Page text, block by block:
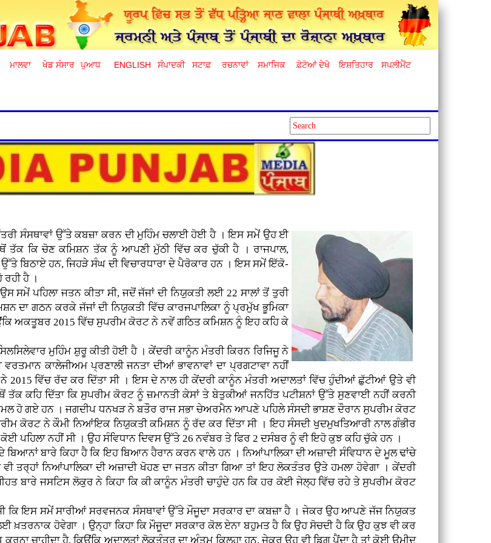
ਮਾਲਵਾ ਖੇਡ ਸੰਸਾਰ ਪੁਆਧ ENGLISH ਸੰਪਾਦਕੀ ਸਟਾਫ਼ ਰਚਨਾਵਾਂ ਸਮਾਜਿਕ ਫ਼ੋਟੋਆਂ ਦੇਖੋ ਇਸ਼ਤਿਹਾਰ ਸਪਲੀਮੈਂਟ
ਸੰਸਥਾਵਾਂ ਉੱਤੇ ਕਬਜ਼ਾ ਕਰਨ ਦੀ ਮੁਹਿੰਮ ਚਲਾਈ ਹੋਈ ਹੈ । ਇਸ ਸਮੇਂ ਉਹ ਈ
ਕਿ ਚੋਣ ਕਮਿਸ਼ਨ ਤੱਕ ਨੂੰ ਆਪਣੀ ਮੁੱਠੀ ਵਿੱਚ ਕਰ ਚੁੱਕੀ ਹੈ । ਰਾਜਪਾਲ,
ਹਨ, ਜਿਹੜੇ ਸੰਘ ਦੀ ਵਿਚਾਰਧਾਰਾ ਦੇ ਪੈਰੋਕਾਰ ਹਨ । ਇਸ ਸਮੇਂ ਇੱਕੋ-
ਹੈ ।
ਪਹਿਲਾ ਜਤਨ ਕੀਤਾ ਸੀ, ਜਦੋਂ ਜੱਜਾਂ ਦੀ ਨਿਯੁਕਤੀ ਲਈ 22 ਸਾਲਾਂ ਤੋਂ ਤੁਰੀ
ਦਾ ਗਠਨ ਕਰਕੇ ਜੱਜਾਂ ਦੀ ਨਿਯੁਕਤੀ ਵਿੱਚ ਕਾਰਜਪਾਲਿਕਾ ਨੂੰ ਪ੍ਰਮੁੱਖ ਭੂਮਿਕਾ
ਅਕਤੂਬਰ 2015 ਵਿੱਚ ਸੁਪਰੀਮ ਕੋਰਟ ਨੇ ਨਵੇਂ ਗਠਿਤ ਕਮਿਸ਼ਨ ਨੂੰ ਇਹ ਕਹਿ ਕੇ
ਮੁਹਿੰਮ ਸ਼ੁਰੂ ਕੀਤੀ ਹੋਈ ਹੈ । ਕੇਂਦਰੀ ਕਾਨੂੰਨ ਮੰਤਰੀ ਕਿਰਨ ਰਿਜਿਜੂ ਨੇ
ਕਾਲੇਜੀਅਮ ਪ੍ਰਣਾਲੀ ਜਨਤਾ ਦੀਆਂ ਭਾਵਨਾਵਾਂ ਦਾ ਪ੍ਰਗਟਾਵਾ ਨਹੀਂ
ਵਿੱਚ ਰੱਦ ਕਰ ਦਿੱਤਾ ਸੀ । ਇਸ ਦੇ ਨਾਲ ਹੀ ਕੇਂਦਰੀ ਕਾਨੂੰਨ ਮੰਤਰੀ ਅਦਾਲਤਾਂ ਵਿੱਚ ਹੁੰਦੀਆਂ ਛੁੱਟੀਆਂ ਉਤੇ ਵੀ
ਕਹਿ ਦਿੱਤਾ ਕਿ ਸੁਪਰੀਮ ਕੋਰਟ ਨੂੰ ਜ਼ਮਾਨਤੀ ਕੇਸਾਂ ਤੇ ਬੇਤੁਕੀਆਂ ਜਨਹਿੱਤ ਪਟੀਸ਼ਨਾਂ ਉੱਤੇ ਸੁਣਵਾਈ ਨਹੀਂ ਕਰਨੀ
ਹੋ ਗਏ ਹਨ । ਜਗਦੀਪ ਧਨਖੜ ਨੇ ਬਤੌਰ ਰਾਜ ਸਭਾ ਚੇਅਰਮੈਨ ਆਪਣੇ ਪਹਿਲੇ ਸੰਸਦੀ ਭਾਸ਼ਣ ਦੌਰਾਨ ਸੁਪਰੀਮ ਕੋਰਟ
ਕੋਰਟ ਨੇ ਕੌਮੀ ਨਿਆਂਇਕ ਨਿਯੁਕਤੀ ਕਮਿਸ਼ਨ ਨੂੰ ਰੱਦ ਕਰ ਦਿੱਤਾ ਸੀ । ਇਹ ਸੰਸਦੀ ਖੁਦਮੁਖਤਿਆਰੀ ਨਾਲ ਗੰਭੀਰ
ਪਹਿਲਾ ਨਹੀਂ ਸੀ । ਉਹ ਸੰਵਿਧਾਨ ਦਿਵਸ ਉੱਤੇ 26 ਨਵੰਬਰ ਤੇ ਫਿਰ 2 ਦਸੰਬਰ ਨੂੰ ਵੀ ਇਹੋ ਕੁਝ ਕਹਿ ਚੁੱਕੇ ਹਨ ।
ਬਾਰੇ ਕਿਹਾ ਹੈ ਕਿ ਇਹ ਬਿਆਨ ਹੈਰਾਨ ਕਰਨ ਵਾਲੇ ਹਨ । ਨਿਆਂਪਾਲਿਕਾ ਦੀ ਅਜ਼ਾਦੀ ਸੰਵਿਧਾਨ ਦੇ ਮੂਲ ਢਾਂਚੇ
ਤਰ੍ਹਾਂ ਨਿਆਂਪਾਲਿਕਾ ਦੀ ਅਜ਼ਾਦੀ ਖੋਹਣ ਦਾ ਜਤਨ ਕੀਤਾ ਗਿਆ ਤਾਂ ਇਹ ਲੋਕਤੰਤਰ ਉਤੇ ਹਮਲਾ ਹੋਵੇਗਾ । ਕੇਂਦਰੀ
ਬਾਰੇ ਜਸਟਿਸ ਲੋਕੁਰ ਨੇ ਕਿਹਾ ਕਿ ਕੀ ਕਾਨੂੰਨ ਮੰਤਰੀ ਚਾਹੁੰਦੇ ਹਨ ਕਿ ਹਰ ਕੋਈ ਜੇਲ੍ਹ ਵਿੱਚ ਰਹੇ ਤੇ ਸੁਪਰੀਮ ਕੋਰਟ
ਸੀ ਕਿ ਇਸ ਸਮੇਂ ਸਾਰੀਆਂ ਸਰਵਜਨਕ ਸੰਸਥਾਵਾਂ ਉੱਤੇ ਮੌਜੂਦਾ ਸਰਕਾਰ ਦਾ ਕਬਜ਼ਾ ਹੈ । ਜੇਕਰ ਉਹ ਆਪਣੇ ਜੱਜ ਨਿਯੁਕਤ
ਹੋਵੇਗਾ । ਉਨ੍ਹਾ ਕਿਹਾ ਕਿ ਮੌਜੂਦਾ ਸਰਕਾਰ ਕੋਲ ਏਨਾ ਬਹੁਮਤ ਹੈ ਕਿ ਉਹ ਸੋਚਦੀ ਹੈ ਕਿ ਉਹ ਕੁਝ ਵੀ ਕਰ
ਚਾਹੀਦਾ ਹੈ, ਕਿਉਂਕਿ ਅਦਾਲਤਾਂ ਲੋਕਤੰਤਰ ਦਾ ਅੰਤਮ ਕਿਲ੍ਹਾ ਹਨ, ਜੇਕਰ ਉਹ ਵੀ ਡਿਗ ਪੈਂਦਾ ਹੈ ਤਾਂ ਕੋਈ ਉਮੀਦ